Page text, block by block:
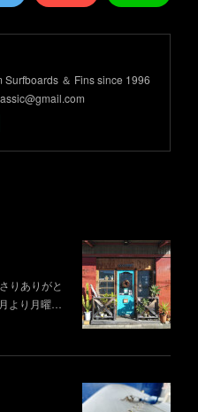
Surfboards ＆ Fins since 1996
りありがと
より月曜…